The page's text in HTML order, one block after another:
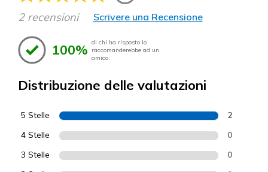
2 recensioni Scrivere una Recensione
100% di chi ha risposto lo
raccomanderebbe ad un
amico.
Distribuzione delle valutazioni
5 Stelle 2
4 Stelle 0
3 Stelle 0